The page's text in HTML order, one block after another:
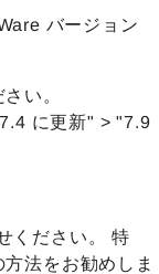
バージョン
い。
に更新" > "7.9
ください。 特
法をお勧めしま